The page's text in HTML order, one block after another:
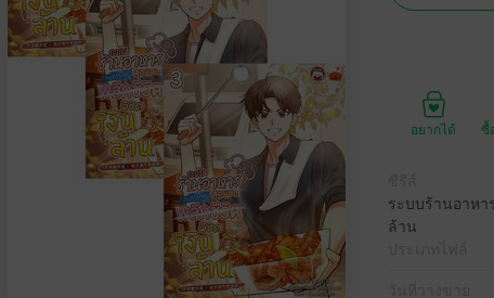
อยากได้ ซื้
ระบบร้านอาหา
ล้าน